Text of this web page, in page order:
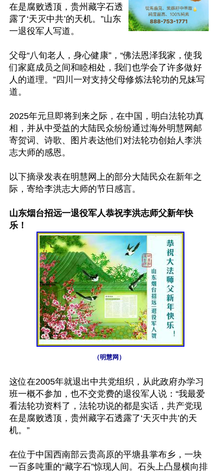
在是腐败透顶，贵州藏字石透
露了‘天灭中共’的天机。”山东
一退役军人写道。
父母“八旬老人，身心健康”，“佛法恩泽我家，使我
们家庭成员之间和睦相处，我们也学会了许多做好
人的道理。”四川一对支持父母修炼法轮功的兄妹写
道。
2025年元旦即将到来之际，在中国，明白法轮功真
相，并从中受益的大陆民众纷纷通过海外明慧网邮
寄贺词、诗歌、图片表达他们对法轮功创始人李洪
志大师的感恩。
以下摘录发表在明慧网上的部分大陆民众在新年之
际，寄给李洪志大师的节日感言。
山东烟台招远一退役军人恭祝李洪志师父新年快
乐！
（明慧网）
这位在2005年就退出中共党组织，从此政府办学习
班一概不参加，也不交党费的退役军人说：“我最爱
看法轮功资料了，法轮功说的都是实话，共产党现
在是腐败透顶，贵州藏字石透露了‘天灭中共’的天
机。”
在位于中国西南部云贵高原的平塘县掌布乡，一块
一百多吨重的“藏字石”惊现人间。石头上凸显横向排